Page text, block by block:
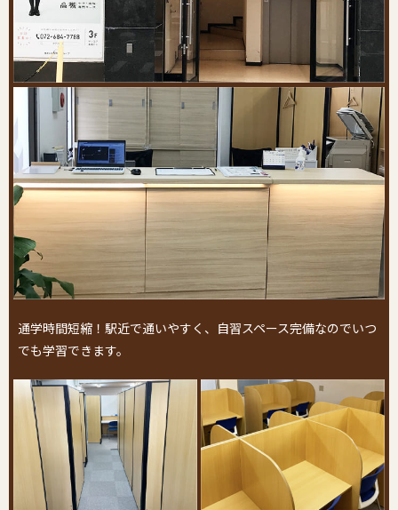
通学時間短縮！駅近で通いやすく、自習スペース完備なのでいつ
でも学習できます。